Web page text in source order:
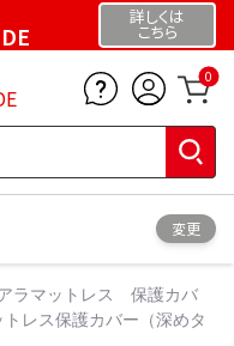
詳しくは
こちら
0
変更
ラマットレス 保護カバ
レス保護カバー（深めタ